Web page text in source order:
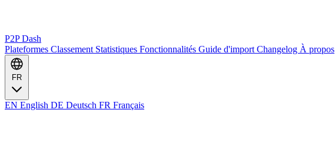
P2P Dash
Plateformes Classement Statistiques Fonctionnalités Guide d'import Changelog À propos
FR
EN English DE Deutsch FR Français